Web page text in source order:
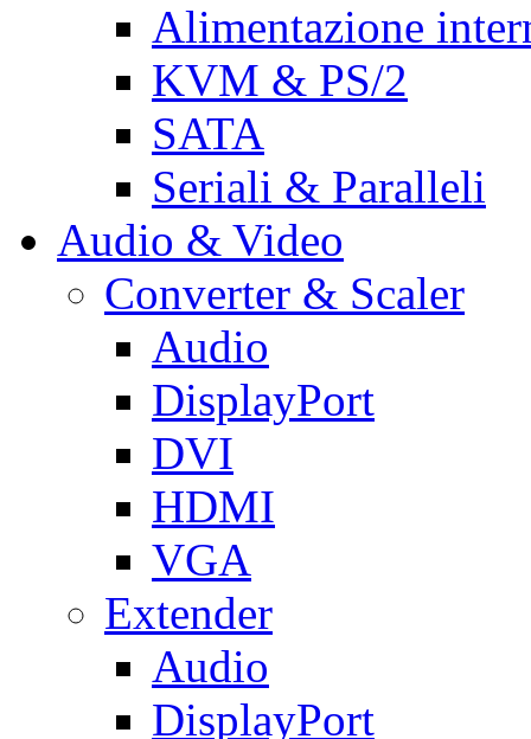
Alimentazione
KVM & PS/2
SATA
Seriali & Paralleli
Audio & Video
Converter & Scaler
Audio
DisplayPort
DVI
HDMI
VGA
Extender
Audio
DisplayPort